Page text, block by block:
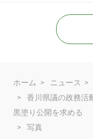
ホーム ニュース
香川県議の政務
黒塗り公開を求める
写真